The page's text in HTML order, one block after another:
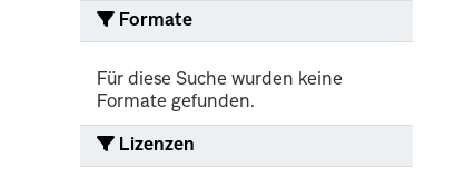
Formate
Für diese Suche wurden keine
Formate gefunden.
Lizenzen